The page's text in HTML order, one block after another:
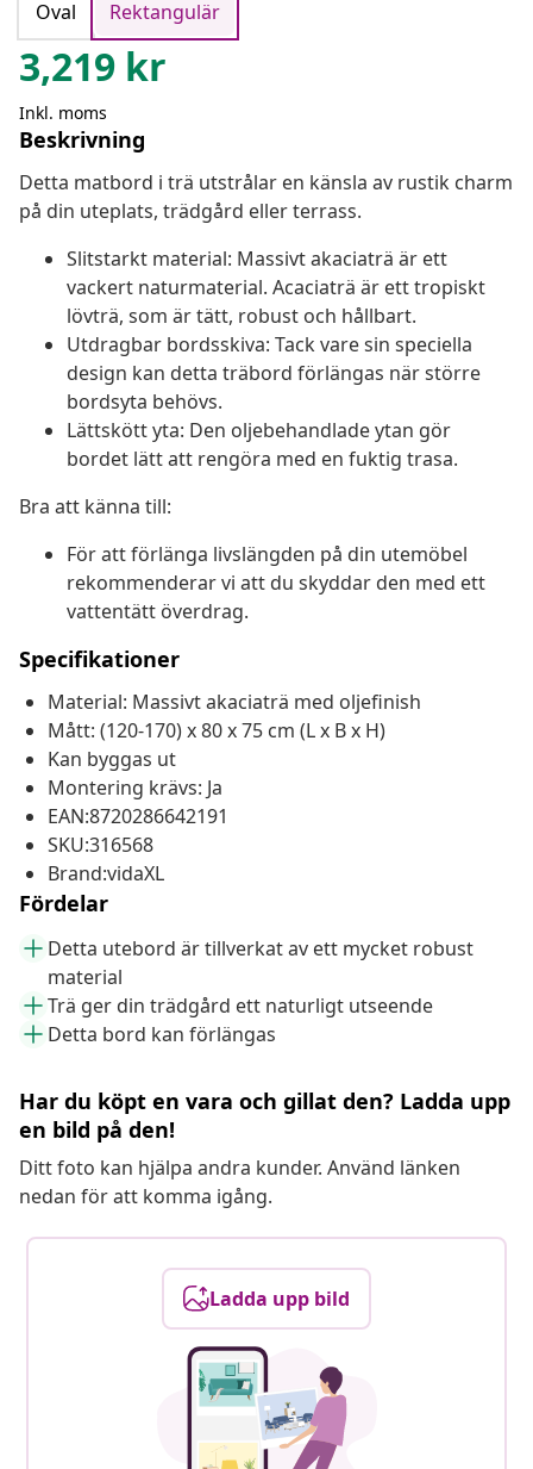
Oval
Rektangulär
3,219 kr
Inkl. moms
Beskrivning
Detta matbord i trä utstrålar en känsla av rustik charm
på din uteplats, trädgård eller terrass.
Slitstarkt material: Massivt akaciaträ är ett
vackert naturmaterial. Acaciaträ är ett tropiskt
lövträ, som är tätt, robust och hållbart.
Utdragbar bordsskiva: Tack vare sin speciella
design kan detta träbord förlängas när större
bordsyta behövs.
Lättskött yta: Den oljebehandlade ytan gör
bordet lätt att rengöra med en fuktig trasa.
Bra att känna till:
För att förlänga livslängden på din utemöbel
rekommenderar vi att du skyddar den med ett
vattentätt överdrag.
Specifikationer
Material: Massivt akaciaträ med oljefinish
Mått: (120-170) x 80 x 75 cm (L x B x H)
Kan byggas ut
Montering krävs: Ja
EAN:8720286642191
SKU:316568
Brand:vidaXL
Fördelar
Detta utebord är tillverkat av ett mycket robust
material
Trä ger din trädgård ett naturligt utseende
Detta bord kan förlängas
Har du köpt en vara och gillat den? Ladda upp
en bild på den!
Ditt foto kan hjälpa andra kunder. Använd länken
nedan för att komma igång.
Ladda upp bild